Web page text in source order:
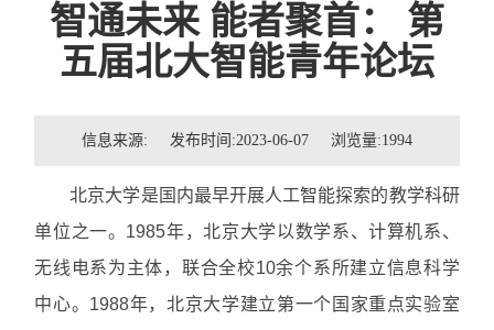
新闻公告
人才培养
联系我们
学生
校友
智通未来 能者聚首： 第
五届北大智能青年论坛
信息来源: 发布时间:2023-06-07 浏览量:1994
北京大学是国内最早开展人工智能探索的教学科研
单位之一。1985年，北京大学以数学系、计算机系、
无线电系为主体，联合全校10余个系所建立信息科学
中心。1988年，北京大学建立第一个国家重点实验室